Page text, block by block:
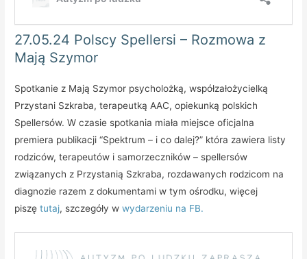
27.05.24 Polscy Spellersi – Rozmowa z
Mają Szymor
Spotkanie z Mają Szymor psycholożką, współzałożycielką
Przystani Szkraba, terapeutką AAC, opiekunką polskich
Spellersów. W czasie spotkania miała miejsce oficjalna
premiera publikacji “Spektrum – i co dalej?” która zawiera listy
rodziców, terapeutów i samorzeczników – spellersów
związanych z Przystanią Szkraba, rozdawanych rodzicom na
diagnozie razem z dokumentami w tym ośrodku, więcej
piszętutaj, szczegóły wwydarzeniu na FB.